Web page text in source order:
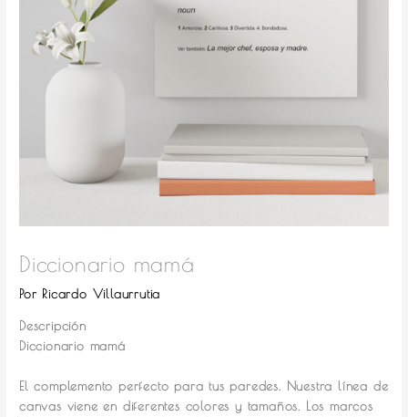
Diccionario mamá
Por Ricardo Villaurrutia
Descripción
Diccionario mamá
El complemento perfecto para tus paredes. Nuestra línea de
canvas viene en diferentes colores y tamaños. Los marcos